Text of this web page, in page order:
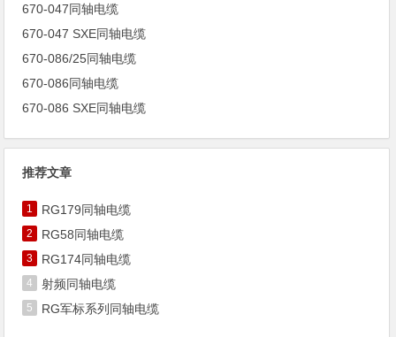
670-047同轴电缆
670-047 SXE同轴电缆
670-086/25同轴电缆
670-086同轴电缆
670-086 SXE同轴电缆
推荐文章
1 RG179同轴电缆
2 RG58同轴电缆
3 RG174同轴电缆
4 射频同轴电缆
5 RG军标系列同轴电缆